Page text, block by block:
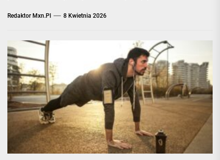
Redaktor Mxn.pl 8 Kwietnia 2026